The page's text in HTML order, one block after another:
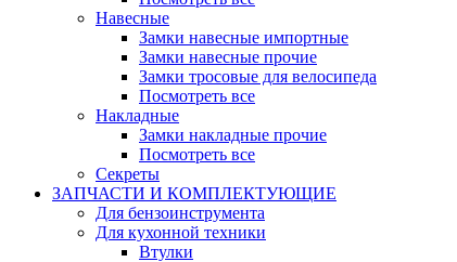
Навесные
Замки навесные импортные
Замки навесные прочие
Замки тросовые для велосипеда
Посмотреть все
Накладные
Замки накладные прочие
Посмотреть все
Секреты
ЗАПЧАСТИ И КОМПЛЕКТУЮЩИЕ
Для бензоинструмента
Для кухонной техники
Втулки